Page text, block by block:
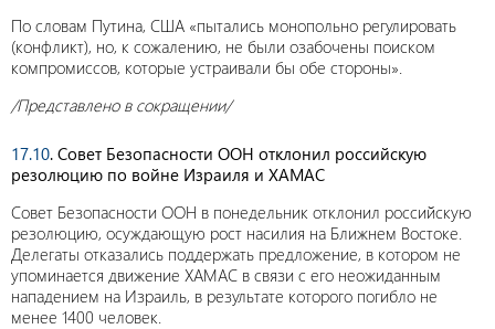
По словам Путина, США «пытались монопольно регулировать
(конфликт), но, к сожалению, не были озабочены поиском
компромиссов, которые устраивали бы обе стороны».
/Представлено в сокращении/
17.10. Совет Безопасности ООН отклонил российскую
резолюцию по войне Израиля и ХАМАС
Совет Безопасности ООН в понедельник отклонил российскую
резолюцию, осуждающую рост насилия на Ближнем Востоке.
Делегаты отказались поддержать предложение, в котором не
упоминается движение ХАМАС в связи с его неожиданным
нападением на Израиль, в результате которого погибло не
менее 1400 человек.